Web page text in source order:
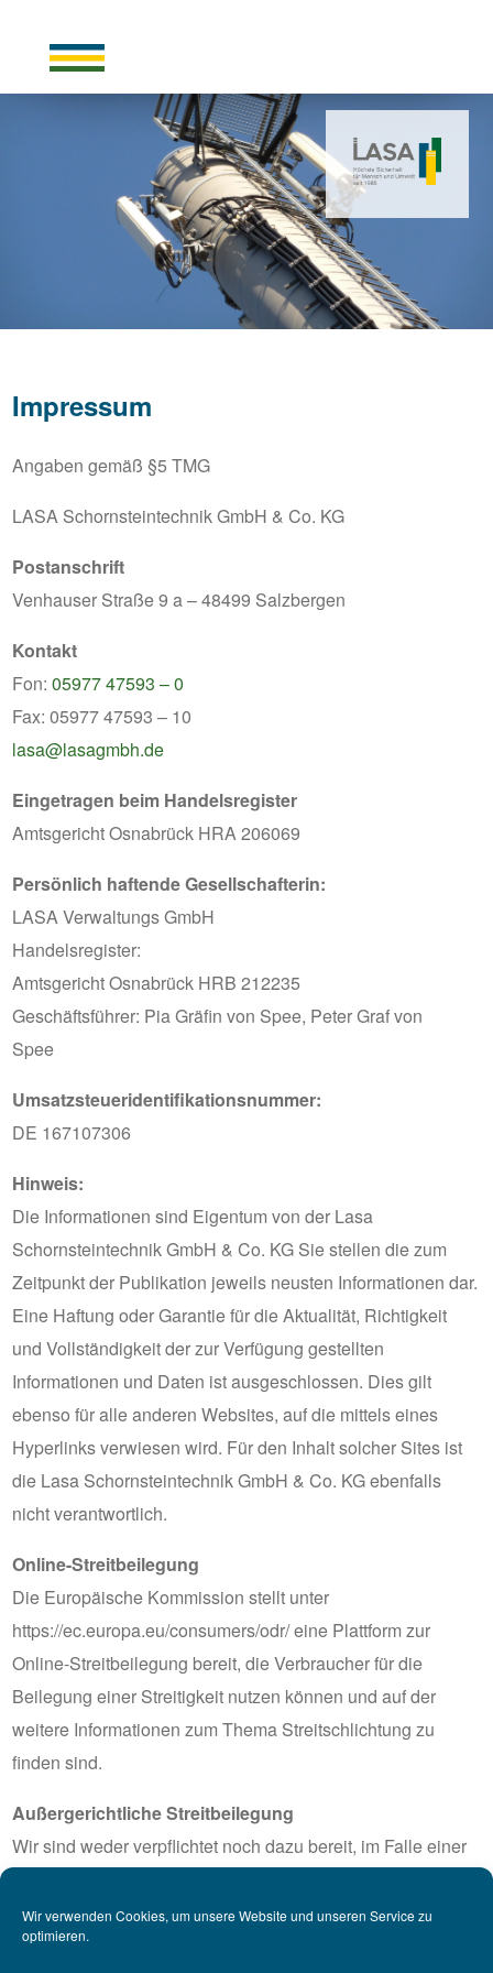
Wir verwenden Cookies, um unsere Website und unseren Service zu
optimieren.
Impressum
Angaben gemäß §5 TMG
LASA Schornsteintechnik GmbH & Co. KG
Postanschrift
Venhauser Straße 9 a – 48499 Salzbergen
Kontakt
Fon:05977 47593 – 0
Fax: 05977 47593 – 10
lasa@lasagmbh.de
Eingetragen beim Handelsregister
Amtsgericht Osnabrück HRA 206069
Persönlich haftende Gesellschafterin:
LASA Verwaltungs GmbH
Handelsregister:
Amtsgericht Osnabrück HRB 212235
Geschäftsführer: Pia Gräfin von Spee, Peter Graf von
Spee
Umsatzsteueridentifikationsnummer:
DE 167107306
Hinweis:
Die Informationen sind Eigentum von der Lasa
Schornsteintechnik GmbH & Co. KG Sie stellen die zum
Zeitpunkt der Publikation jeweils neusten Informationen dar.
Eine Haftung oder Garantie für die Aktualität, Richtigkeit
und Vollständigkeit der zur Verfügung gestellten
Informationen und Daten ist ausgeschlossen. Dies gilt
ebenso für alle anderen Websites, auf die mittels eines
Hyperlinks verwiesen wird. Für den Inhalt solcher Sites ist
die Lasa Schornsteintechnik GmbH & Co. KG ebenfalls
nicht verantwortlich.
Online-Streitbeilegung
Die Europäische Kommission stellt unter
https://ec.europa.eu/consumers/odr/ eine Plattform zur
Online-Streitbeilegung bereit, die Verbraucher für die
Beilegung einer Streitigkeit nutzen können und auf der
weitere Informationen zum Thema Streitschlichtung zu
finden sind.
Außergerichtliche Streitbeilegung
Wir sind weder verpflichtet noch dazu bereit, im Falle einer
Streitbeilegungsverfahren vor einer
Verbraucherschlichtungsstelle teilzunehmen.